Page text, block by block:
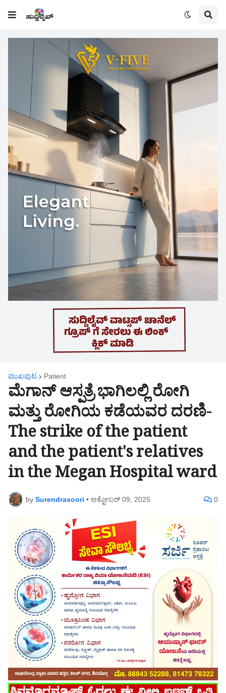
ಮುಖಪುಟ Patient
ಮೆಗಾನ್ ಆಸ್ಪತ್ರೆ ಭಾಗಿಲಲ್ಲಿ ರೋಗಿ
ಮತ್ತು ರೋಗಿಯ ಕಡೆಯವರ ದರಣಿ-
The strike of the patient
and the patient's relatives
in the Megan Hospital ward
by Surendrasoori • ಅಕ್ಟೋಬರ್ 09, 2025 0